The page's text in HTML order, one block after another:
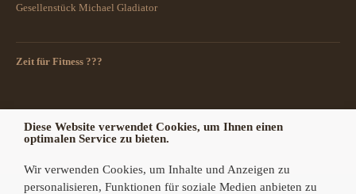
Gesellenstück Michael Gladiator
Zeit für Fitness ???
Diese Website verwendet Cookies, um Ihnen einen
optimalen Service zu bieten.
Wir verwenden Cookies, um Inhalte und Anzeigen zu
personalisieren, Funktionen für soziale Medien anbieten zu